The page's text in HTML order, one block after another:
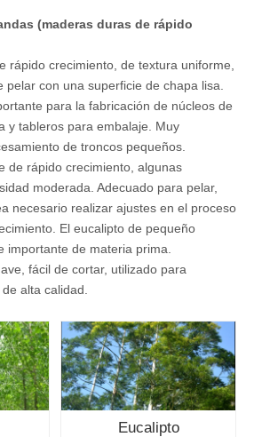
(maderas duras de rápido
rápido crecimiento, de textura uniforme,
pelar con una superficie de chapa lisa.
para la fabricación de núcleos de
y tableros para embalaje. Muy
de troncos pequeños.
de rápido crecimiento, algunas
moderada. Adecuado para pelar,
necesario realizar ajustes en el proceso
El eucalipto de pequeño
importante de materia prima.
fácil de cortar, utilizado para
alta calidad.
Eucalipto